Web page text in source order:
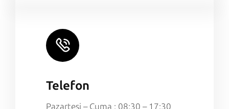
Telefon
Pazartesi – Cuma : 08:30 – 17:30